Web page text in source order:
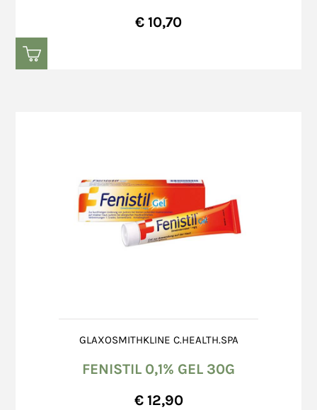
€ 10,70
GLAXOSMITHKLINE C.HEALTH.SPA
FENISTIL 0,1% GEL 30G
€ 12,90